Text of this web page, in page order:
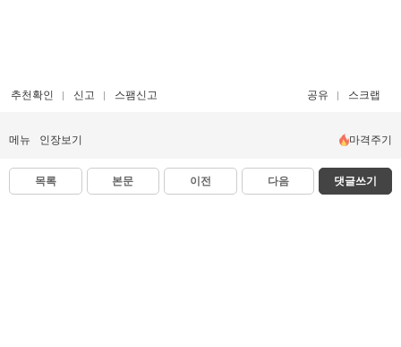
추천확인 신고 스팸신고 공유 스크랩
메뉴 인장보기 마격주기
목록 본문 이전 다음 댓글쓰기